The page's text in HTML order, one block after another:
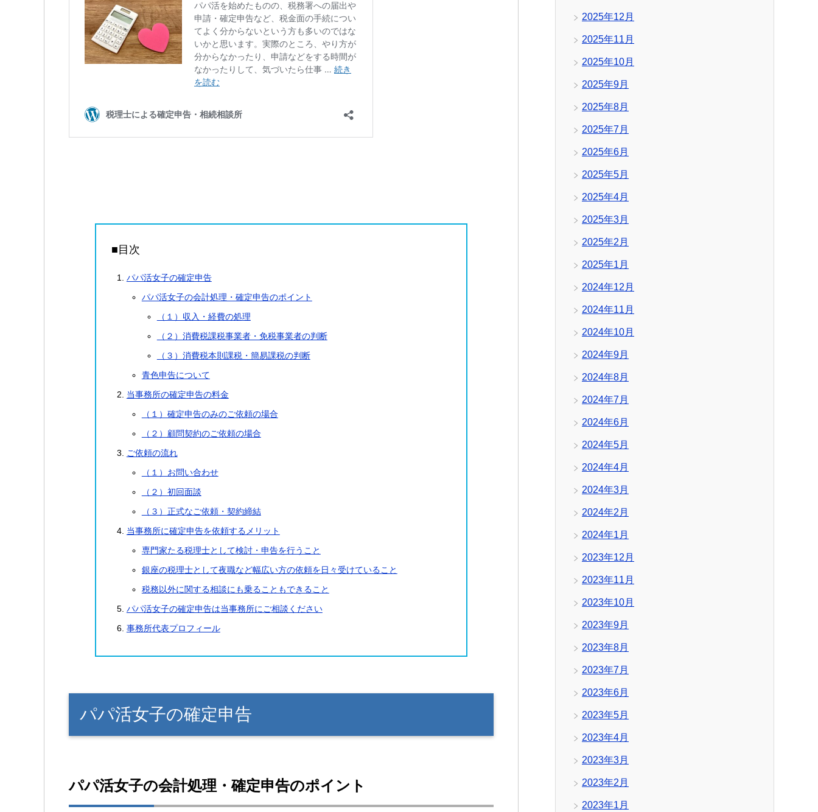
■目次
パパ活女子の確定申告
パパ活女子の会計処理・確定申告のポイント
（１）収入・経費の処理
（２）消費税課税事業者・免税事業者の判断
（３）消費税本則課税・簡易課税の判断
青色申告について
当事務所の確定申告の料金
（１）確定申告のみのご依頼の場合
（２）顧問契約のご依頼の場合
ご依頼の流れ
（１）お問い合わせ
（２）初回面談
（３）正式なご依頼・契約締結
当事務所に確定申告を依頼するメリット
専門家たる税理士として検討・申告を行うこと
銀座の税理士として夜職など幅広い方の依頼を日々受けていること
税務以外に関する相談にも乗ることもできること
パパ活女子の確定申告は当事務所にご相談ください
事務所代表プロフィール
パパ活女子の確定申告
パパ活女子の会計処理・確定申告のポイント
2025年12月
2025年11月
2025年10月
2025年9月
2025年8月
2025年7月
2025年6月
2025年5月
2025年4月
2025年3月
2025年2月
2025年1月
2024年12月
2024年11月
2024年10月
2024年9月
2024年8月
2024年7月
2024年6月
2024年5月
2024年4月
2024年3月
2024年2月
2024年1月
2023年12月
2023年11月
2023年10月
2023年9月
2023年8月
2023年7月
2023年6月
2023年5月
2023年4月
2023年3月
2023年2月
2023年1月